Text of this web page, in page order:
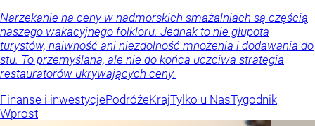
Narzekanie na ceny w nadmorskich smażalniach są częścią
naszego wakacyjnego folkloru. Jednak to nie głupota
turystów, naiwność ani niezdolność mnożenia i dodawania do
stu. To przemyślana, ale nie do końca uczciwa strategia
restauratorów ukrywających ceny.
Finanse i inwestycjePodróżeKrajTylko u NasTygodnik
Wprost